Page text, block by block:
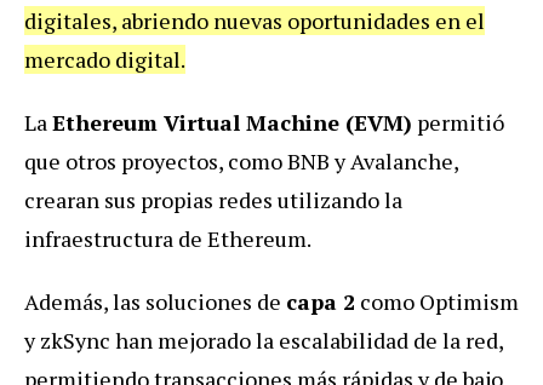
digitales, abriendo nuevas oportunidades en el
mercado digital.
LaEthereum Virtual Machine (EVM) permitió
que otros proyectos, como BNB y Avalanche,
crearan sus propias redes utilizando la
infraestructura de Ethereum.
Además, las soluciones de capa 2 como Optimism
y zkSync han mejorado la escalabilidad de la red,